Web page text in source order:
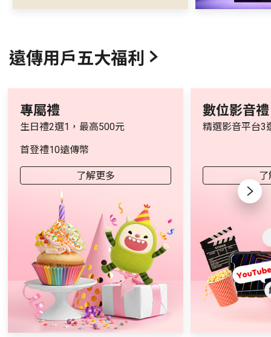
遠傳用戶五大福利
專屬禮
生日禮2選1，最高500元
首登禮10遠傳幣
了解更多
數位影音禮
精選影音平台3
了
Next